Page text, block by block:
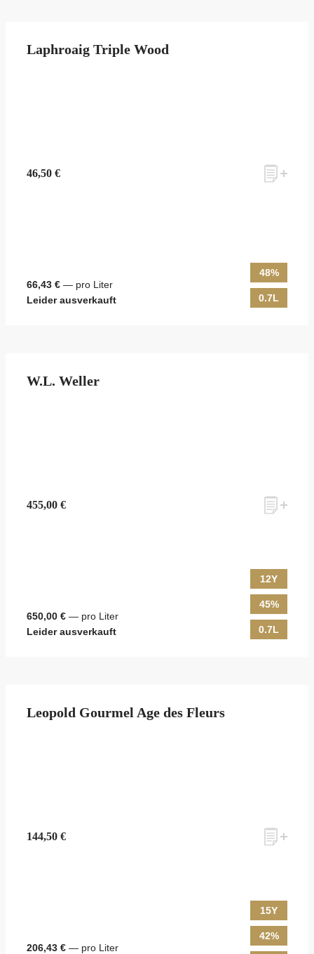
Laphroaig Triple Wood
46,50 €
66,43 € — pro Liter
Leider ausverkauft
48%
0.7L
W.L. Weller
455,00 €
650,00 € — pro Liter
Leider ausverkauft
12Y
45%
0.7L
Leopold Gourmel Age des Fleurs
144,50 €
206,43 € — pro Liter
15Y
42%